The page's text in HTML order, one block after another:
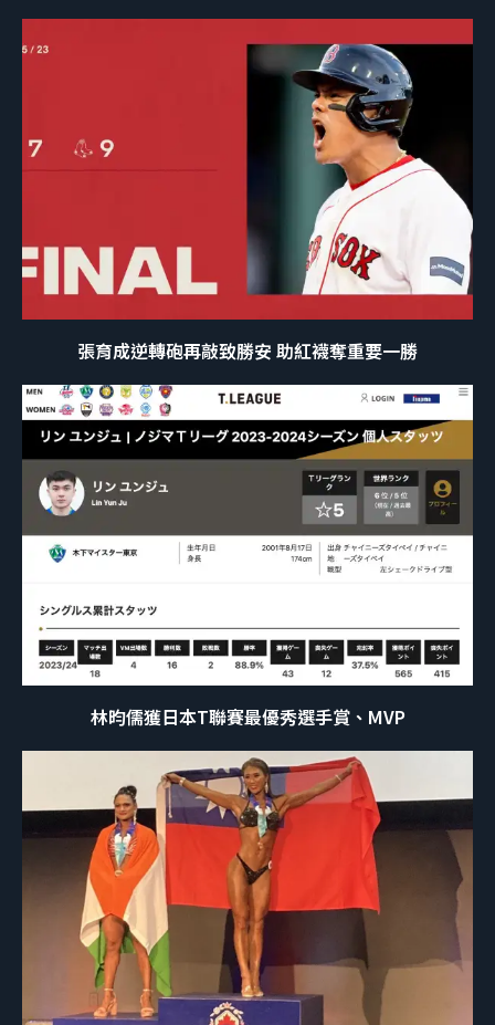
張育成逆轉砲再敲致勝安 助紅襪奪重要一勝
林昀儒獲日本T聯賽最優秀選手賞、MVP